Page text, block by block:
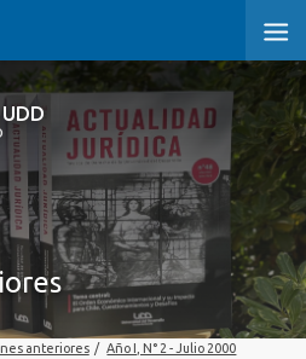
anteriores / Año I, N° 2 - Julio 2000